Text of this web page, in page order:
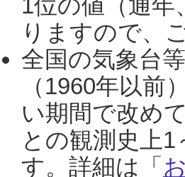
りますので、
全国の気象台
（1960年以
い期間で改め
との観測史上
す。詳細は「